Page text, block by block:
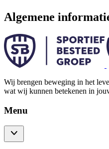
Algemene
Wij brengen beweging in het
wat wij kunnen betekenen in
Menu